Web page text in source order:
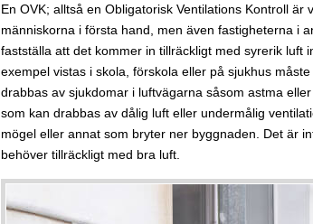
En OVK; alltså en Obligatorisk Ventilations Kontroll är
människorna i första hand, men även fastigheterna i
fastställa att det kommer in tillräckligt med syrerik luft
exempel vistas i skola, förskola eller på sjukhus
drabbas av sjukdomar i luftvägarna såsom astma
som kan drabbas av dålig luft eller undermålig
mögel eller annat som bryter ner byggnaden. Det är
behöver tillräckligt med bra luft.